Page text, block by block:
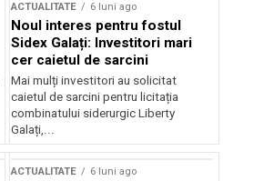
ACTUALITATE 6 luni ago
Noul interes pentru fostul
Sidex Galați: Investitori mari
cer caietul de sarcini
Mai mulți investitori au solicitat
caietul de sarcini pentru licitația
combinatului siderurgic Liberty
Galați,...
ACTUALITATE 6 luni ago